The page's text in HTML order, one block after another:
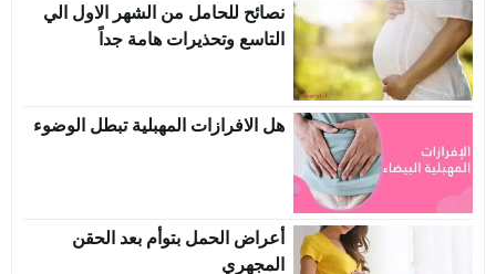
نصائح للحامل من الشهر الاول الي
التاسع وتحذيرات هامة جداً
هل الافرازات المهبلية تبطل الوضوء
أعراض الحمل بتوأم بعد الحقن
المجهري